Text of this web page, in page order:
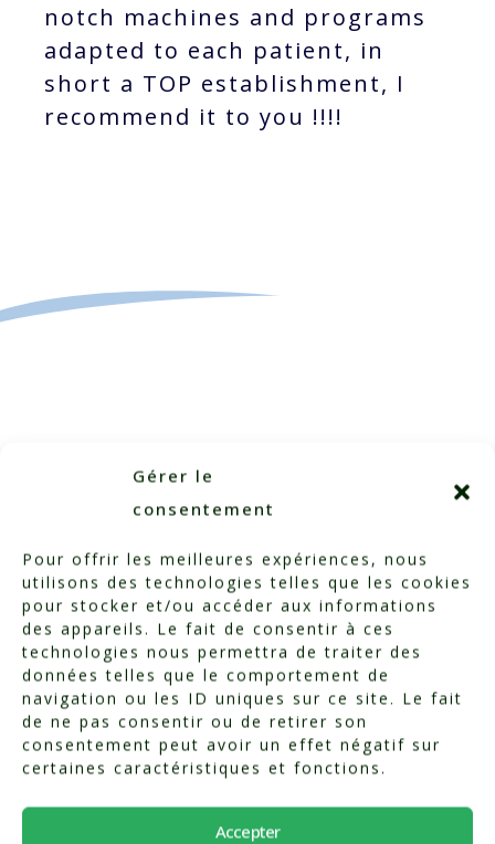
Gérer le
consentement
Pour offrir les meilleures expériences, nous
utilisons des technologies telles que les cookies
pour stocker et/ou accéder aux informations
des appareils. Le fait de consentir à ces
technologies nous permettra de traiter des
données telles que le comportement de
navigation ou les ID uniques sur ce site. Le fait
de ne pas consentir ou de retirer son
consentement peut avoir un effet négatif sur
certaines caractéristiques et fonctions.
Accepter
notch machines and programs
adapted to each patient, in
short a TOP establishment, I
recommend it to you !!!!
Categorized in: